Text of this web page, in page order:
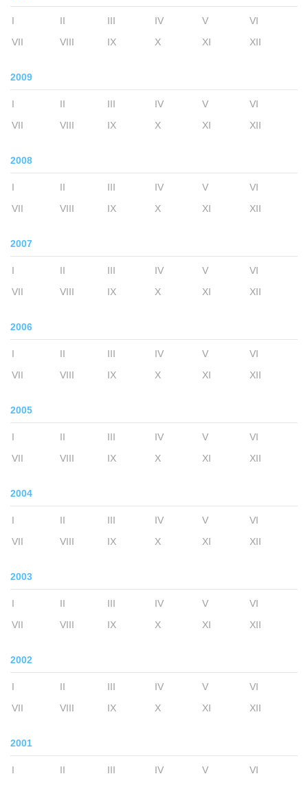
I II III IV V
VI
VII
VIII IX X XI XII
2009
I II III IV V
VI
VII
VIII IX X XI XII
2008
I II III IV V
VI
VII
VIII IX X XI XII
2007
I II III IV V
VI
VII
VIII IX X XI XII
2006
I II III IV V
VI
VII
VIII IX X XI XII
2005
I II III IV V
VI
VII
VIII IX X XI XII
2004
I II III IV V
VI
VII
VIII IX X XI XII
2003
I II III IV V
VI
VII
VIII IX X XI XII
2002
I II III IV V
VI
VII
VIII IX X XI XII
2001
I II III IV V VI